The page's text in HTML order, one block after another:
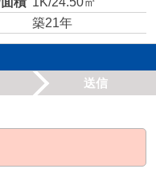
築21年
送信